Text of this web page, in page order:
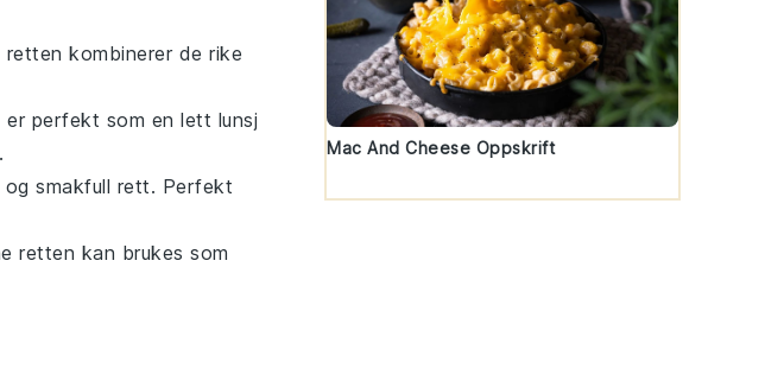
kombinerer de rike
perfekt som en lett lunsj
smakfull rett. Perfekt
retten kan brukes som
Mac And Cheese Oppskrift